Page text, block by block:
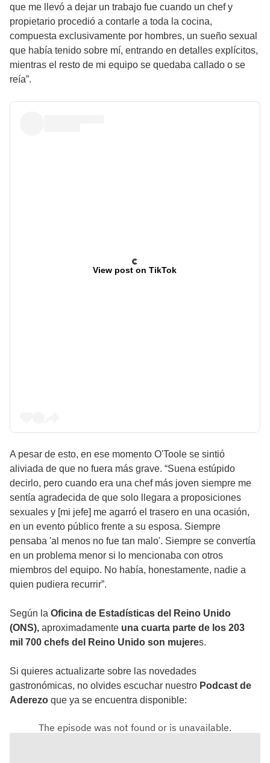
que me llevó a dejar un trabajo fue cuando un chef y
propietario procedió a contarle a toda la cocina,
compuesta exclusivamente por hombres, un sueño sexual
que había tenido sobre mí, entrando en detalles explícitos,
mientras el resto de mi equipo se quedaba callado o se
reía”.
View post on TikTok
A pesar de esto, en ese momento O'Toole se sintió
aliviada de que no fuera más grave. “Suena estúpido
decirlo, pero cuando era una chef más joven siempre me
sentía agradecida de que solo llegara a proposiciones
sexuales y [mi jefe] me agarró el trasero en una ocasión,
en un evento público frente a su esposa. Siempre
pensaba 'al menos no fue tan malo'. Siempre se convertía
en un problema menor si lo mencionaba con otros
miembros del equipo. No había, honestamente, nadie a
quien pudiera recurrir”.
Según la Oficina de Estadísticas del Reino Unido
(ONS), aproximadamente una cuarta parte de los 203
mil 700 chefs del Reino Unido son mujeres.
Si quieres actualizarte sobre las novedades
gastronómicas, no olvides escuchar nuestro Podcast de
Aderezo que ya se encuentra disponible: